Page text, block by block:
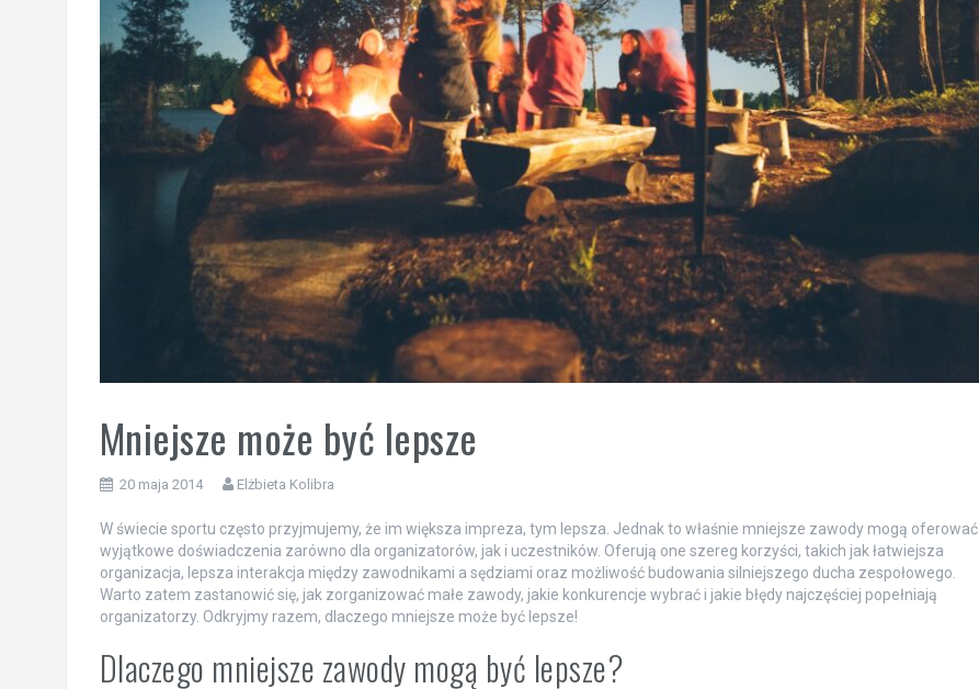
Mniejsze może być lepsze
20 maja 2014 Elżbieta Kolibra
W świecie sportu często przyjmujemy, że im większa impreza, tym lepsza. Jednak to właśnie mniejsze zawody mogą oferować
wyjątkowe doświadczenia zarówno dla organizatorów, jak i uczestników. Oferują one szereg korzyści, takich jak łatwiejsza
organizacja, lepsza interakcja między zawodnikami a sędziami oraz możliwość budowania silniejszego ducha zespołowego.
Warto zatem zastanowić się, jak zorganizować małe zawody, jakie konkurencje wybrać i jakie błędy najczęściej popełniają
organizatorzy. Odkryjmy razem, dlaczego mniejsze może być lepsze!
Dlaczego mniejsze zawody mogą być lepsze?